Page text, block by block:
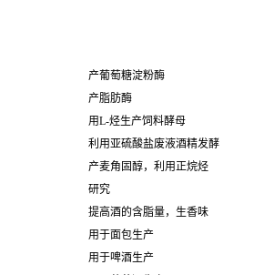
产葡萄糖淀粉酶
产脂肪酶
用L-烃生产饲料酵母
利用亚硫酸盐废液酒精发酵
产麦角固醇，利用正烷烃
研究
提高酒的含脂量，生香味
用于面包生产
用于啤酒生产